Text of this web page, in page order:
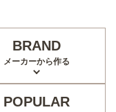
BRAND
メーカーから作る
POPULAR